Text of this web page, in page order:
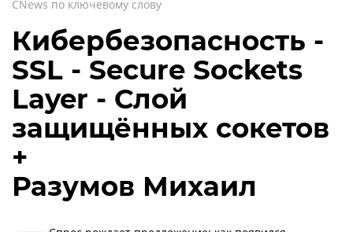
CNews по ключевому слову
Кибербезопасность -
SSL - Secure Sockets
Layer - Слой
защищённых сокетов
+
Разумов Михаил